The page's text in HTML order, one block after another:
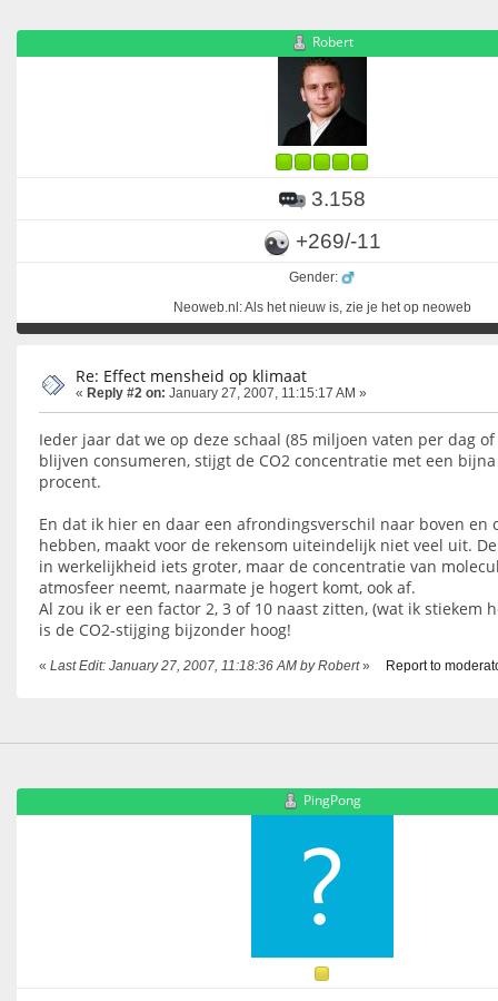
Robert
3.158
+269/-11
Gender:
Neoweb.nl: Als het nieuw is, zie je het op neoweb
Re: Effect mensheid op klimaat
« Reply #2 on: January 27, 2007, 11:15:17 AM »
Ieder jaar dat we op deze schaal (85 miljoen vaten per dag
blijven consumeren, stijgt de CO2 concentratie met een
procent.
En dat ik hier en daar een afrondingsverschil naar boven en
hebben, maakt voor de rekensom uiteindelijk niet veel uit.
in werkelijkheid iets groter, maar de concentratie van
atmosfeer neemt, naarmate je hogert komt, ook af.
Al zou ik er een factor 2, 3 of 10 naast zitten, (wat ik stiekem
is de CO2-stijging bijzonder hoog!
« Last Edit: January 27, 2007, 11:18:36 AM by Robert» Report to
PingPong